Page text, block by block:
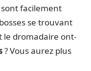
facilement
se trouvant
le dromadaire ont-
? Vous aurez plus